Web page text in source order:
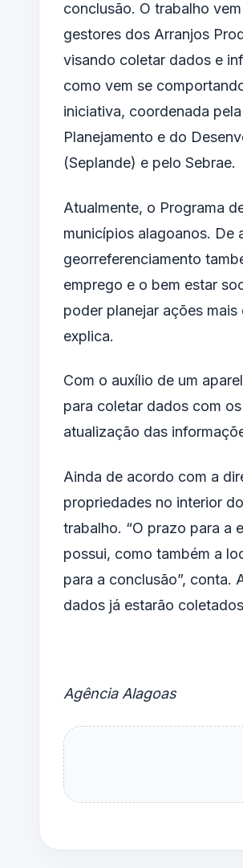
conclusão. O trabalho
gestores dos Arranjos
visando coletar dados e
como vem se
iniciativa, coordenada
Planejamento e do
(Seplande) e pelo Sebrae.
Atualmente, o Programa
municípios alagoanos. De
georreferenciamento
emprego e o bem estar
poder planejar ações
explica.
Com o auxílio de um
para coletar dados com
atualização das
Ainda de acordo com a
propriedades no interior
trabalho. “O prazo para a
possui, como também a
para a conclusão”, conta.
dados já estarão
Agência Alagoas